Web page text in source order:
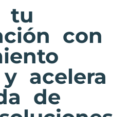
tu
con
acelera
de